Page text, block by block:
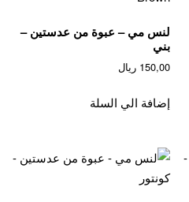
لنس مي – عبوة من عدستين –
بني
150,00 ريال
إضافة الي السلة